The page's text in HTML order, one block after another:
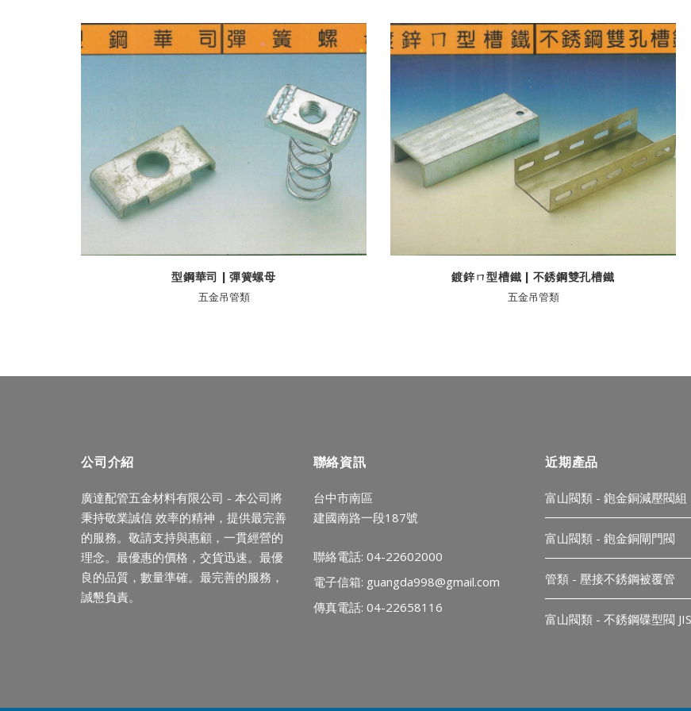
型鋼華司 | 彈簧螺母
五金吊管類
鍍鋅ㄇ型槽鐵 | 不銹鋼雙孔槽鐵
五金吊管類
公司介紹
廣達配管五金材料有限公司 - 本公司將
秉持敬業誠信 效率的精神，提供最完善
的服務。敬請支持與惠顧，一貫經營的
理念。最優惠的價格，交貨迅速。最優
良的品質，數量準確。最完善的服務，
誠懇負責。
聯絡資訊
台中市南區
建國南路一段187號
聯絡電話: 04-22602000
電子信箱: guangda998@gmail.com
傳真電話: 04-22658116
近期產品
富山閥類 - 鉋金銅減壓閥組
富山閥類 - 鉋金銅閘門閥
管類 - 壓接不銹鋼被覆管
富山閥類 - 不銹鋼碟型閥